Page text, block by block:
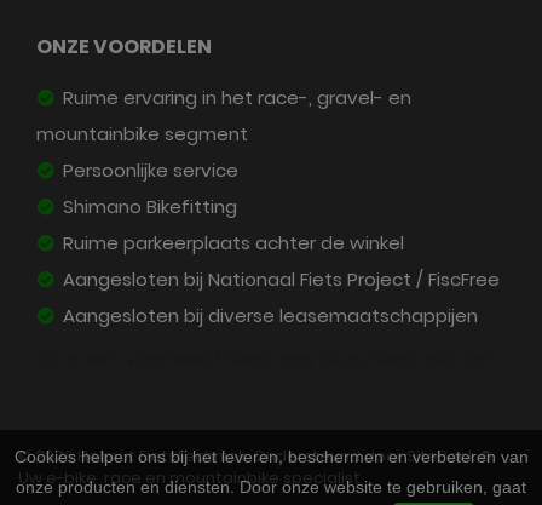
ONZE VOORDELEN
Ruime ervaring in het race-, gravel- en
mountainbike segment
Persoonlijke service
Shimano Bikefitting
Ruime parkeerplaats achter de winkel
Aangesloten bij Nationaal Fiets Project / FiscFree
Aangesloten bij diverse leasemaatschappijen
© 2026 Helmut Fietstechniek. Ondersteund doorSitePack ®
Uw e-bike, race en mountainbike specialist
Cookies helpen ons bij het leveren, beschermen en verbeteren van
onze producten en diensten. Door onze website te gebruiken, gaat